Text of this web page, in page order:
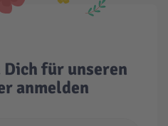
für unseren
anmelden